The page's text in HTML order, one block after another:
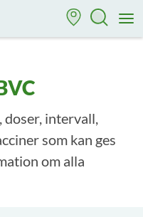
barnhälsovård
doser, intervall,
som kan ges
om alla